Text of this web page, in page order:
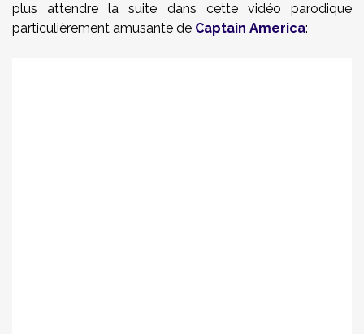
plus attendre la suite dans cette vidéo parodique
particulièrement amusante de Captain America: